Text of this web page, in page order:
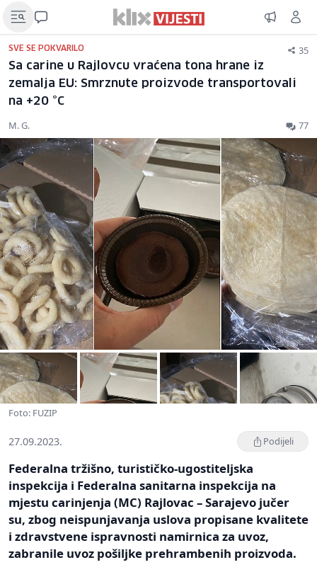
SVE SE POKVARILO 35
Sa carine u Rajlovcu vraćena tona hrane iz
zemalja EU: Smrznute proizvode transportovali
na +20 °C
M. G. 77
Foto: FUZIP
27.09.2023. Podijeli
Federalna tržišno, turističko-ugostiteljska
inspekcija i Federalna sanitarna inspekcija na
mjestu carinjenja (MC) Rajlovac – Sarajevo jučer
su, zbog neispunjavanja uslova propisane kvalitete
i zdravstvene ispravnosti namirnica za uvoz,
zabranile uvoz pošiljke prehrambenih proizvoda.